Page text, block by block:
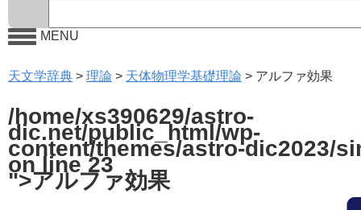
MENU
天文学辞典 > 理論 > 天体物理学基礎理論 > アルファ効果
/home/xs390629/astro-
dic.net/public_html/wp-
content/themes/astro-dic2023/
on line 23
">アルファ効果